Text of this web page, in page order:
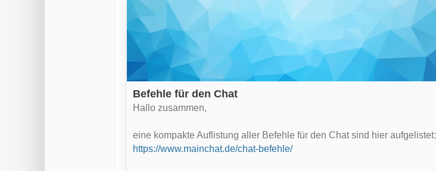
Befehle für den Chat
Hallo zusammen,
eine kompakte Auflistung aller Befehle für den Chat sind hier aufgelistet:
https://www.mainchat.de/chat-befehle/